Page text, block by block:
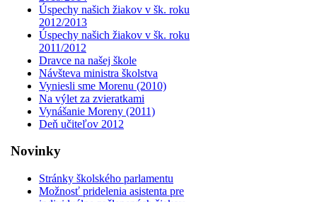
Úspechy našich žiakov v šk. roku
2012/2013
Úspechy našich žiakov v šk. roku
2011/2012
Dravce na našej škole
Návšteva ministra školstva
Vyniesli sme Morenu (2010)
Na výlet za zvieratkami
Vynášanie Moreny (2011)
Deň učiteľov 2012
Novinky
Stránky školského parlamentu
Možnosť pridelenia asistenta pre